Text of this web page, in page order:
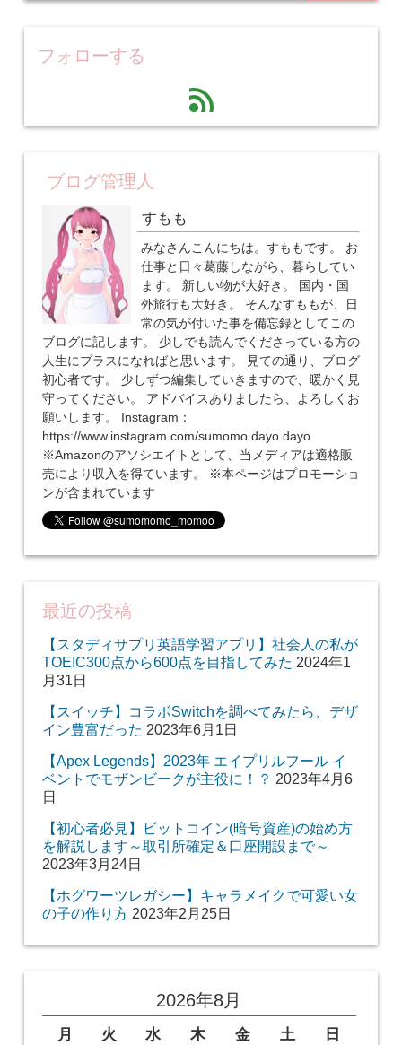
フォローする
feed
ブログ管理人
すもも
みなさんこんにちは。すももです。 お
仕事と日々葛藤しながら、暮らしてい
ます。 新しい物が大好き。 国内・国
外旅行も大好き。 そんなすももが、日
常の気が付いた事を備忘録としてこの
ブログに記します。 少しでも読んでくださっている方の
人生にプラスになればと思います。 見ての通り、ブログ
初心者です。 少しずつ編集していきますので、暖かく見
守ってください。 アドバイスありましたら、よろしくお
願いします。 Instagram：
https://www.instagram.com/sumomo.dayo.dayo
※Amazonのアソシエイトとして、当メディアは適格販
売により収入を得ています。 ※本ページはプロモーショ
ンが含まれています
最近の投稿
【スタディサプリ英語学習アプリ】社会人の私が
TOEIC300点から600点を目指してみた 2024年1
月31日
【スイッチ】コラボSwitchを調べてみたら、デザ
イン豊富だった 2023年6月1日
【Apex Legends】2023年 エイプリルフール イ
ベントでモザンビークが主役に！？ 2023年4月6
日
【初心者必見】ビットコイン(暗号資産)の始め方
を解説します～取引所確定＆口座開設まで～
2023年3月24日
【ホグワーツレガシー】キャラメイクで可愛い女
の子の作り方 2023年2月25日
2026年8月
月 火 水 木 金 土
日